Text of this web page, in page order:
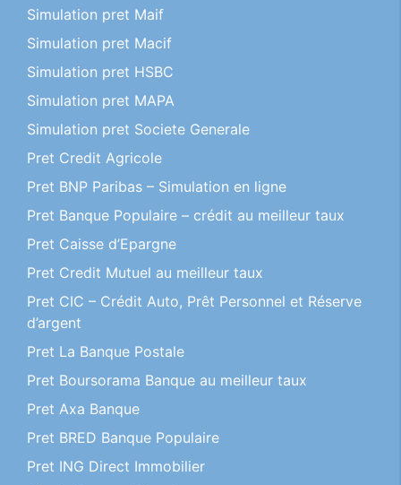
Simulation pret Maif
Simulation pret Macif
Simulation pret HSBC
Simulation pret MAPA
Simulation pret Societe Generale
Pret Credit Agricole
Pret BNP Paribas – Simulation en ligne
Pret Banque Populaire – crédit au meilleur taux
Pret Caisse d’Epargne
Pret Credit Mutuel au meilleur taux
Pret CIC – Crédit Auto, Prêt Personnel et Réserve
d’argent
Pret La Banque Postale
Pret Boursorama Banque au meilleur taux
Pret Axa Banque
Pret BRED Banque Populaire
Pret ING Direct Immobilier